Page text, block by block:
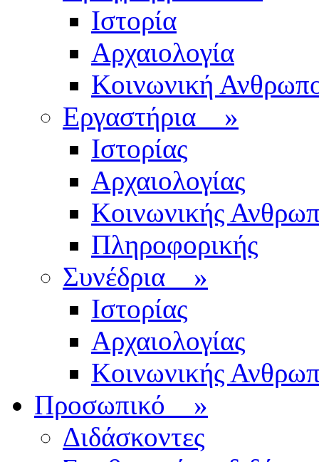
Ιστορία
Αρχαιολογία
Κοινωνική
Εργαστήρια »
Ιστορίας
Αρχαιολογίας
Κοινωνικής
Πληροφορικής
Συνέδρια »
Ιστορίας
Αρχαιολογίας
Κοινωνικής
Προσωπικό »
Διδάσκοντες